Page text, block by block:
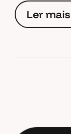
Lermais
Lermais